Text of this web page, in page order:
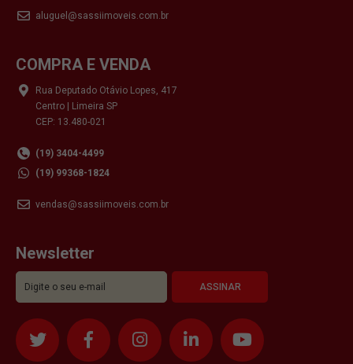
aluguel@sassiimoveis.com.br
COMPRA E VENDA
Rua Deputado Otávio Lopes, 417
Centro | Limeira SP
CEP: 13.480-021
(19) 3404-4499
(19) 99368-1824
vendas@sassiimoveis.com.br
Newsletter